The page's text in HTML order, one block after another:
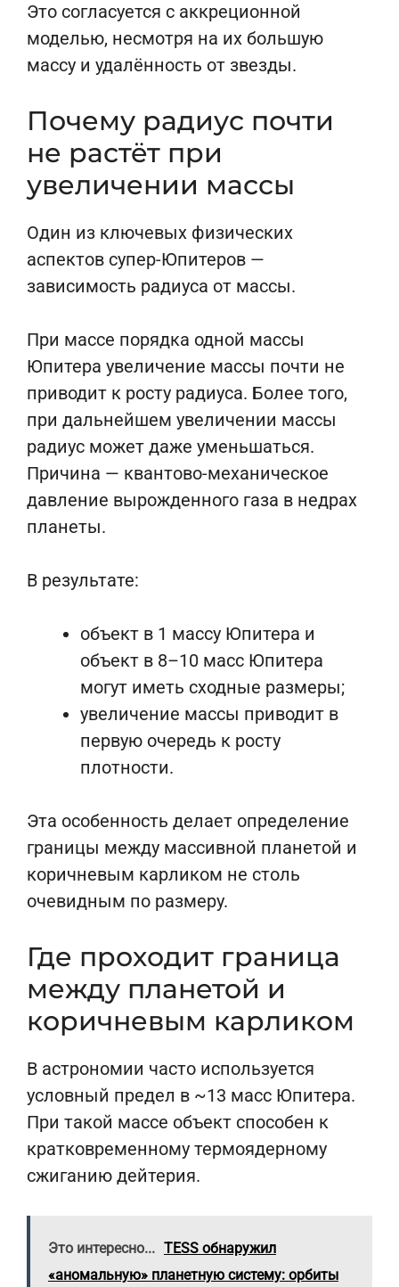
Это согласуется с аккреционной
моделью, несмотря на их большую
массу и удалённость от звезды.
Почему радиус почти
не растёт при
увеличении массы
Один из ключевых физических
аспектов супер-Юпитеров —
зависимость радиуса от массы.
При массе порядка одной массы
Юпитера увеличение массы почти не
приводит к росту радиуса. Более того,
при дальнейшем увеличении массы
радиус может даже уменьшаться.
Причина — квантово-механическое
давление вырожденного газа в недрах
планеты.
В результате:
объект в 1 массу Юпитера и
объект в 8–10 масс Юпитера
могут иметь сходные размеры;
увеличение массы приводит в
первую очередь к росту
плотности.
Эта особенность делает определение
границы между массивной планетой и
коричневым карликом не столь
очевидным по размеру.
Где проходит граница
между планетой и
коричневым карликом
В астрономии часто используется
условный предел в ~13 масс Юпитера.
При такой массе объект способен к
кратковременному термоядерному
сжиганию дейтерия.
Это интересно... TESS обнаружил
«аномальную» планетную систему: орбиты